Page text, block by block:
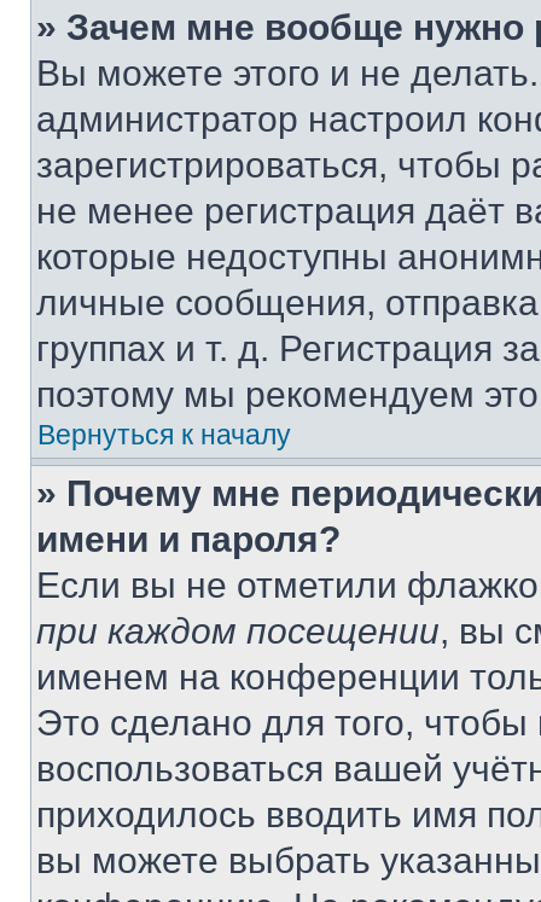
» Зачем мне вообще нужно
Вы можете этого и не
администратор настроил
зарегистрироваться, чтобы
не менее регистрация даёт
которые недоступны
личные сообщения,
группах и т. д. Регистрация
поэтому мы рекомендуем
Вернуться к началу
» Почему мне
имени и пароля?
Если вы не отметили
при каждом посещении, вы
именем на конференции
Это сделано для того, чтобы
воспользоваться вашей
приходилось вводить имя
вы можете выбрать